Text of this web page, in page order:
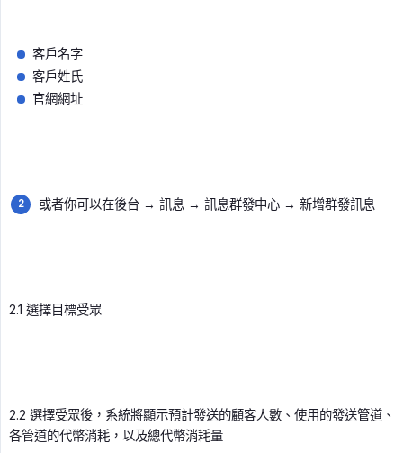
客戶名字
客戶姓氏
官網網址
或者你可以在後台 → 訊息 → 訊息群發中心 → 新增群發訊息
2.1 選擇目標受眾
2.2 選擇受眾後，系統將顯示預計發送的顧客人數、使用的發送管道、
各管道的代幣消耗，以及總代幣消耗量